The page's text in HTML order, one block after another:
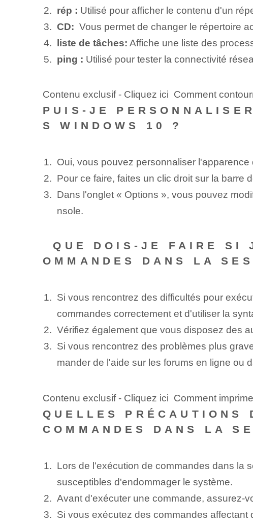
rép : Utilisé pour afficher le contenu d'un
CD:
Vous permet de changer le répertoire
liste de tâches: Affiche une liste des
ping : ‍Utilisé pour tester la connectivité
Contenu exclusif - Cliquez ici Comment
PUIS-JE
S WINDOWS 10 ?
Oui, vous pouvez ⁢personnaliser
Pour ce faire, faites un clic droit sur la barre
Dans l'onglet « Options », vous pouvez
nsole.
QUE DOIS-JE FAIRE SI
OMMANDES DANS LA
Si vous rencontrez des difficultés pour
commandes correctement et d'utiliser la
Vérifiez également que vous disposez des
Si vous rencontrez des problèmes plus
mander de l'aide sur les forums en ligne ou
Contenu exclusif - Cliquez ici Comment
QUELLES PRÉCAUTIONS
COMMANDES DANS LA
Lors de l'exécution de commandes dans la
susceptibles d'endommager le système.
Avant d'exécuter une commande, assurez-
Si vous exécutez des commandes